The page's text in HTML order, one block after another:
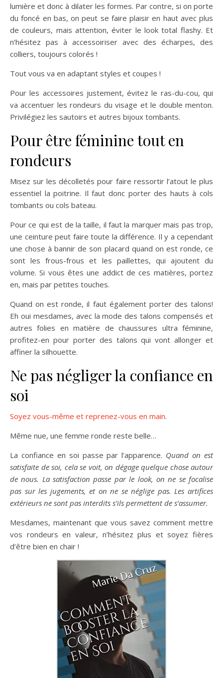
lumière et donc à dilater les formes. Par contre, si on porte
du foncé en bas, on peut se faire plaisir en haut avec plus
de couleurs, mais attention, éviter le look total flashy. Et
n’hésitez pas à accessoiriser avec des écharpes, des
colliers, toujours colorés !
Tout vous va en adaptant styles et coupes !
Pour les accessoires justement, évitez le ras-du-cou, qui
va accentuer les rondeurs du visage et le double menton.
Privilégiez les sautoirs et autres bijoux tombants.
Pour être féminine tout en
rondeurs
Misez sur les décolletés pour faire ressortir l’atout le plus
essentiel la poitrine. Il faut donc porter des hauts à cols
tombants ou cols bateau.
Pour ce qui est de la taille, il faut la marquer mais pas trop,
une ceinture peut faire toute la différence. Il y a cependant
une chose à bannir de son placard quand on est ronde, ce
sont les frous-frous et les paillettes, qui ajoutent du
volume. Si vous êtes une addict de ces matières, portez
en, mais par petites touches.
Quand on est ronde, il faut également porter des talons!
Eh oui mesdames, avec la mode des talons compensés et
autres folies en matière de chaussures ultra féminine,
profitez-en pour porter des talons qui vont allonger et
affiner la silhouette.
Ne pas négliger la confiance en
soi
Soyez vous-même et reprenez-vous en main.
Même nue, une femme ronde reste belle…
La confiance en soi passe par l’apparence. Quand on est
satisfaite de soi, cela se voit, on dégage quelque chose autour
de nous. La satisfaction passe par le look, on ne se focalise
pas sur les jugements, et on ne se néglige pas. Les artifices
extérieurs ne sont pas interdits s’ils permettent de s’assumer.
Mesdames, maintenant que vous savez comment mettre
vos rondeurs en valeur, n’hésitez plus et soyez fières
d’être bien en chair !